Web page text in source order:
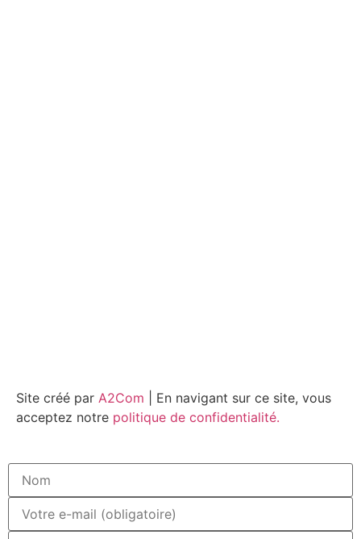
Site créé par A2Com | En navigant sur ce site, vous
acceptez notre politique de confidentialité.